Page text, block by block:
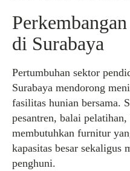
di Surabaya
Pertumbuhan sektor
Surabaya mendorong
fasilitas hunian bersama.
pesantren, balai pelatihan,
membutuhkan furnitur
kapasitas besar sekaligus
penghuni.